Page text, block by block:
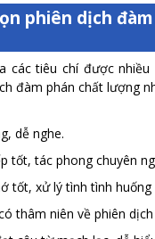
phiên dịch
các tiêu chí được nhiều
đàm phán chất lượng
dễ nghe.
tốt, tác phong chuyên
tốt, xử lý tình tình huống
thâm niên về phiên